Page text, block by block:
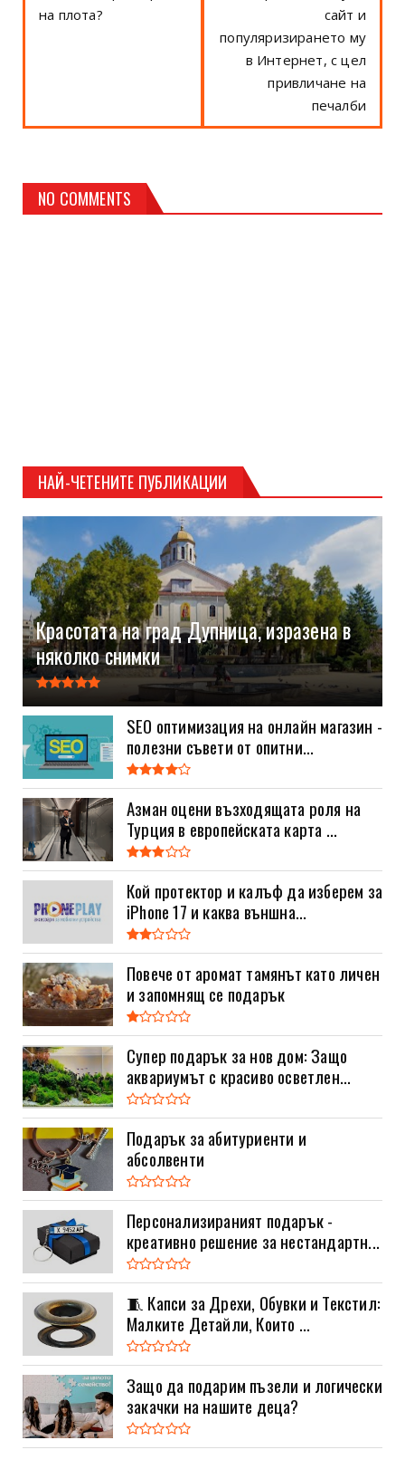
на плота?
сайт и
популяризирането му
в Интернет, с цел
привличане на
печалби
NO COMMENTS
НАЙ-ЧЕТЕНИТЕ ПУБЛИКАЦИИ
Красотата на град Дупница, изразена в
няколко снимки
SEO оптимизация на онлайн магазин -
полезни съвети от опитни...
Азман оцени възходящата роля на
Турция в европейската карта ...
Кой протектор и калъф да изберем за
iPhone 17 и каква външна...
Повече от аромат тамянът като личен
и запомнящ се подарък
Супер подарък за нов дом: Защо
аквариумът с красиво осветлен...
Подарък за абитуриенти и
абсолвенти
Персонализираният подарък -
креативно решение за нестандартн...
🧵 Капси за Дрехи, Обувки и Текстил:
Малките Детайли, Които ...
Защо да подарим пъзели и логически
закачки на нашите деца?